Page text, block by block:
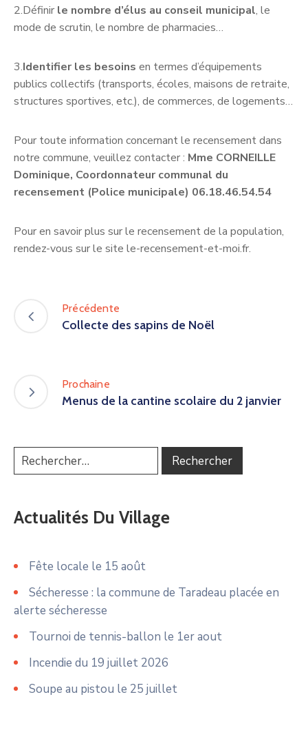
2.Définir le nombre d’élus au conseil municipal, le
mode de scrutin, le nombre de pharmacies…
3.Identifier les besoins en termes d’équipements
publics collectifs (transports, écoles, maisons de retraite,
structures sportives, etc.), de commerces, de logements…
Pour toute information concernant le recensement dans
notre commune, veuillez contacter : Mme CORNEILLE
Dominique, Coordonnateur communal du
recensement (Police municipale) 06.18.46.54.54
Pour en savoir plus sur le recensement de la population,
rendez-vous sur le site le-recensement-et-moi.fr.
Précédente
Collecte des sapins de Noël
Prochaine
Menus de la cantine scolaire du 2 janvier
Actualités Du Village
Fête locale le 15 août
Sécheresse : la commune de Taradeau placée en
alerte sécheresse
Tournoi de tennis-ballon le 1er aout
Incendie du 19 juillet 2026
Soupe au pistou le 25 juillet